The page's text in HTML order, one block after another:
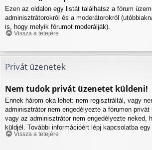
Ezen az oldalon egy listát találhatsz a fórum
adminisztrátorokról és a moderátorokról
is, hogy melyik fórumot moderálják).
Vissza a tetejére
Privát üzenetek
Nem tudok privát üzenetet küldeni!
Ennek három oka lehet: nem regisztráltál, vagy
adminisztrátor nem engedélyezte a fórumon
vagy az adminisztrátor nem engedélyezte neked,
küldjél. További információért lépj kapcsolatba egy
Vissza a tetejére